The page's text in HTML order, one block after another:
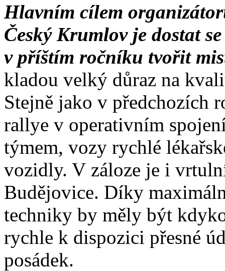
Hlavním cílem
Český Krumlov je dostat
v příštím ročníku tvořit
kladou velký důraz na
Stejně jako v předchozích
rallye v operativním
týmem, vozy rychlé
vozidly. V záloze je i
Budějovice. Díky
techniky by měly být
rychle k dispozici přesné
posádek.